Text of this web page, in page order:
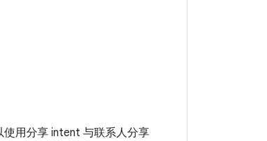
用分享 intent 与联系人分享